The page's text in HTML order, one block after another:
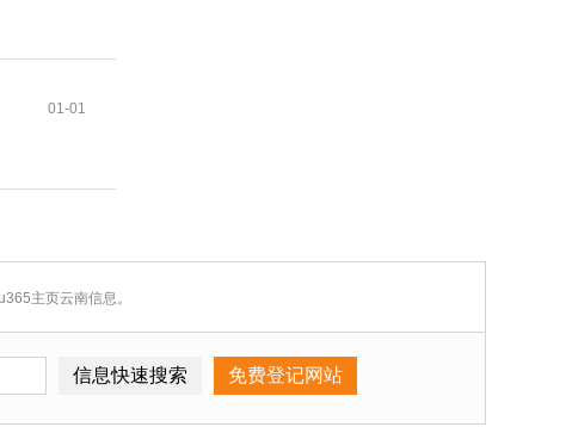
01-01
主页云南信息。